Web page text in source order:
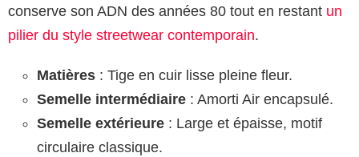
conserve son ADN des années 80 tout en restant un
pilier du style streetwear contemporain.
Matières : Tige en cuir lisse pleine fleur.
Semelle intermédiaire : Amorti Air encapsulé.
Semelle extérieure : Large et épaisse, motif
circulaire classique.